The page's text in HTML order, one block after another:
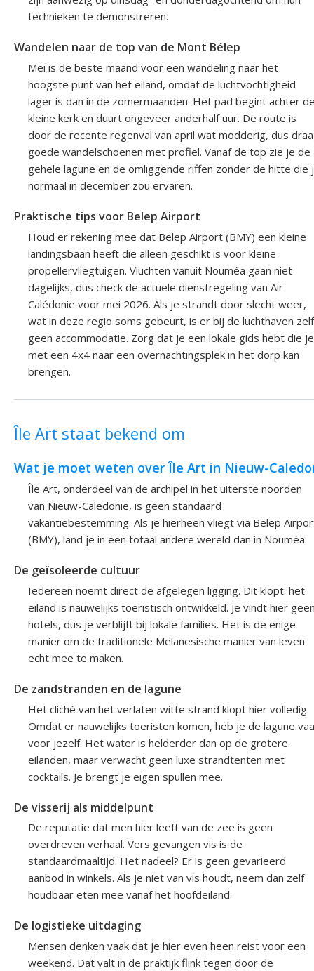
technieken te demonstreren.
Wandelen naar de top van de Mont Bélep
Mei is de beste maand voor een wandeling naar het
hoogste punt van het eiland, omdat de luchtvochtigheid
lager is dan in de zomermaanden. Het pad begint achter
kleine kerk en duurt ongeveer anderhalf uur. De route is
door de recente regenval van april wat modderig, dus
goede wandelschoenen met profiel. Vanaf de top zie je de
gehele lagune en de omliggende riffen zonder de hitte die
normaal in december zou ervaren.
Praktische tips voor Belep Airport
Houd er rekening mee dat Belep Airport (BMY) een kleine
landingsbaan heeft die alleen geschikt is voor kleine
propellervliegtuigen. Vluchten vanuit Nouméa gaan niet
dagelijks, dus check de actuele dienstregeling van Air
Calédonie voor mei 2026. Als je strandt door slecht weer,
wat in deze regio soms gebeurt, is er bij de luchthaven zelf
geen accommodatie. Zorg dat je een lokale gids hebt die je
met een 4x4 naar een overnachtingsplek in het dorp kan
brengen.
Île Art staat bekend om
Wat je moet weten over Île Art in Nieuw-
Île Art, onderdeel van de archipel in het uiterste noorden
van Nieuw-Caledonië, is geen standaard
vakantiebestemming. Als je hierheen vliegt via Belep
(BMY), land je in een totaal andere wereld dan in Nouméa.
De geïsoleerde cultuur
Iedereen noemt direct de afgelegen ligging. Dit klopt: het
eiland is nauwelijks toeristisch ontwikkeld. Je vindt hier
hotels, dus je verblijft bij lokale families. Het is de enige
manier om de traditionele Melanesische manier van leven
echt mee te maken.
De zandstranden en de lagune
Het cliché van het verlaten witte strand klopt hier volledig.
Omdat er nauwelijks toeristen komen, heb je de lagune
voor jezelf. Het water is helderder dan op de grotere
eilanden, maar verwacht geen luxe strandtenten met
cocktails. Je brengt je eigen spullen mee.
De visserij als middelpunt
De reputatie dat men hier leeft van de zee is geen
overdreven verhaal. Vers gevangen vis is de
standaardmaaltijd. Het nadeel? Er is geen gevarieerd
aanbod in winkels. Als je niet van vis houdt, neem dan zelf
houdbaar eten mee vanaf het hoofdeiland.
De logistieke uitdaging
Mensen denken vaak dat je hier even heen reist voor een
weekend. Dat valt in de praktijk flink tegen door de